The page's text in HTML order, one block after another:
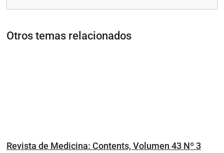
Otros temas relacionados
Revista de Medicina: Contents, Volumen 43 Nº 3